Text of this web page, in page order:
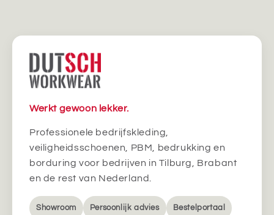
Werkt gewoon lekker.
Professionele bedrijfskleding,
veiligheidsschoenen, PBM, bedrukking en
borduring voor bedrijven in Tilburg, Brabant
en de rest van Nederland.
Showroom Persoonlijk advies Bestelportaal